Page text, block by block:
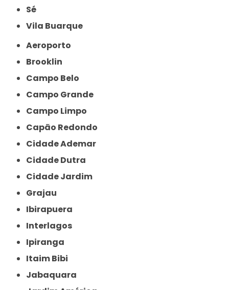
Sé
Vila Buarque
Aeroporto
Brooklin
Campo Belo
Campo Grande
Campo Limpo
Capão Redondo
Cidade Ademar
Cidade Dutra
Cidade Jardim
Grajau
Ibirapuera
Interlagos
Ipiranga
Itaim Bibi
Jabaquara